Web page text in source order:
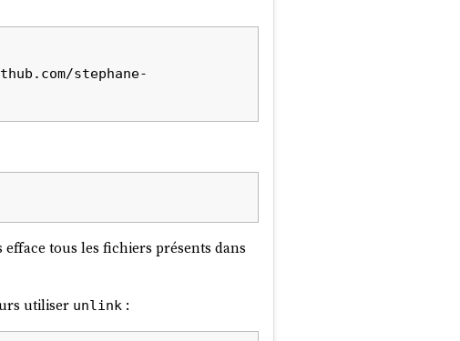
stephane-
tous les fichiers présents dans
utiliser unlink: